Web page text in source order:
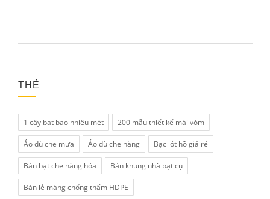
THẺ
1 cây bạt bao nhiêu mét 200 mẫu thiết kế mái vòm
Áo dù che mưa Áo dù che nắng Bạc lót hồ giá rẻ
Bán bạt che hàng hóa Bán khung nhà bạt cụ
Bán lẻ màng chống thấm HDPE